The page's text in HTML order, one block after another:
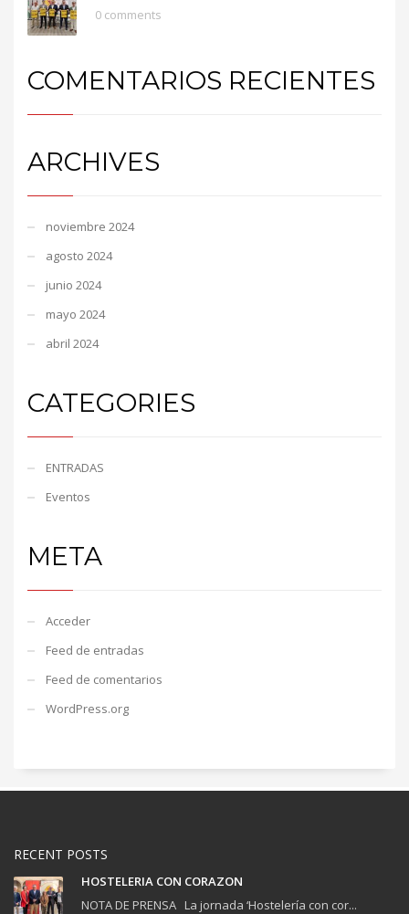
0 comments
COMENTARIOS RECIENTES
ARCHIVES
noviembre 2024
agosto 2024
junio 2024
mayo 2024
abril 2024
CATEGORIES
ENTRADAS
Eventos
META
Acceder
Feed de entradas
Feed de comentarios
WordPress.org
RECENT POSTS
HOSTELERIA CON CORAZON
NOTA DE PRENSA La jornada ‘Hostelería con cor...